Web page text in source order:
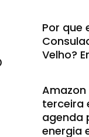
Por que
Velho?
Amazon
terceira
agenda
energia